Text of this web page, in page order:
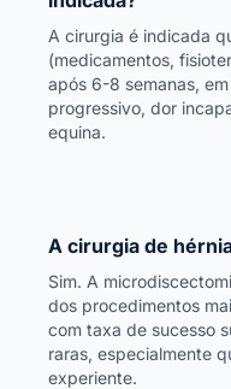
A cirurgia é indicada
(medicamentos,
após 6-8 semanas,
progressivo, dor
equina.
A cirurgia de
Sim. A
dos procedimentos
com taxa de sucesso
raras, especialmente
experiente.